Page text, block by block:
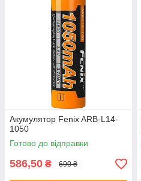
Акумулятор Fenix ARB-L14-
1050
Готово до відправки
586,50 ₴ 690 ₴